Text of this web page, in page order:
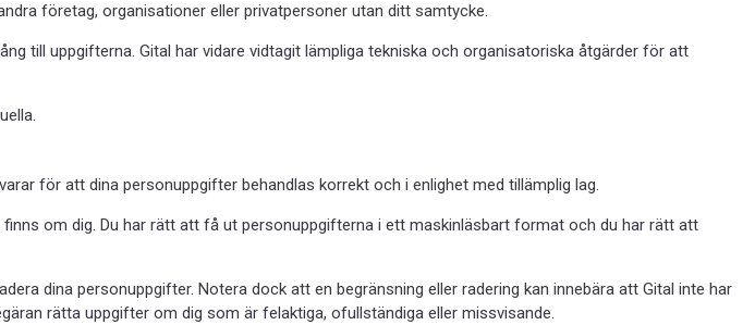
företag, organisationer eller privatpersoner utan ditt samtycke.
till uppgifterna. Gital har vidare vidtagit lämpliga tekniska och organisatoriska åtgärder för att
för att dina personuppgifter behandlas korrekt och i enlighet med tillämplig lag.
om dig. Du har rätt att få ut personuppgifterna i ett maskinläsbart format och du har rätt att
dina personuppgifter. Notera dock att en begränsning eller radering kan innebära att Gital inte har
rätta uppgifter om dig som är felaktiga, ofullständiga eller missvisande.